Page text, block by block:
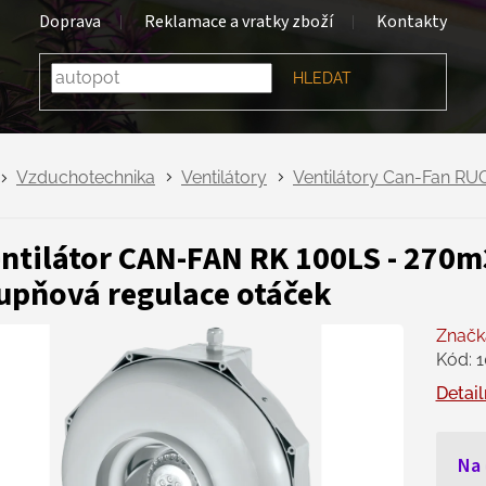
Doprava Reklamace a vratky zboží Kontakty
HLEDAT
Vzduchotechnika Ventilátory Ventilátory Can-Fan
CAN-FAN RK 100LS -
regulace otáček
Kód: